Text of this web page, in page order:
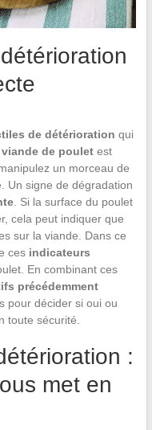
de détérioration qui
viande de pouletest
un morceau de
Un signe de dégradation
. Si la surface du poulet
cela peut indiquer que
sur la viande. Dans ce
ces indicateurs
En combinant ces
précédemment
pour décider si oui ou
toute sécurité.
:
met en